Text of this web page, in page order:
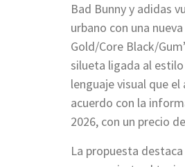
Bad Bunny y adidas
urbano con una
Gold/Core Black/
silueta ligada al
lenguaje visual que
acuerdo con la
2026, con un precio
La propuesta